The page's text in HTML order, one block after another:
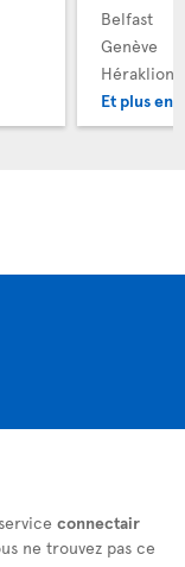
Belfast
Genève
Héraklion
Et plus
connectair
ne trouvez pas ce